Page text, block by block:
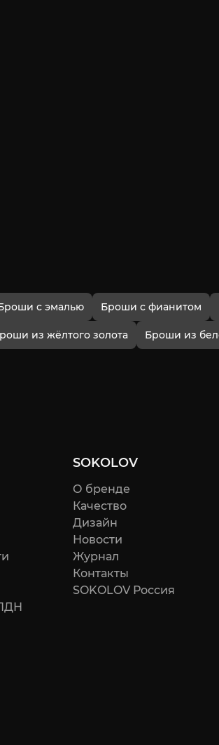
с эмалью Броши с фианитом
из жёлтого золота Броши из
SOKOLOV
О бренде
Качество
Дизайн
Новости
Журнал
Контакты
SOKOLOV Россия